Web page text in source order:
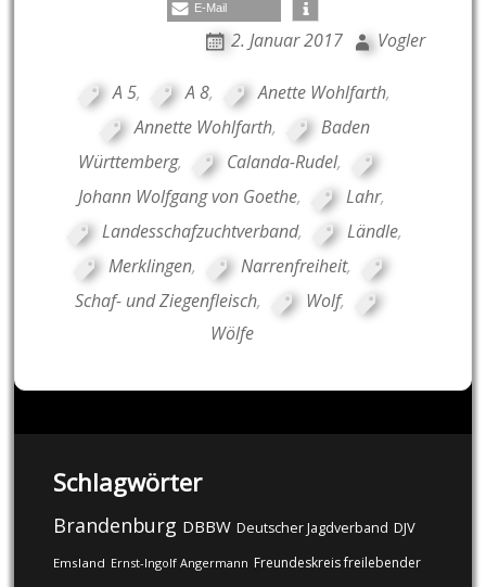
E-Mail
2. Januar 2017 Vogler
A 5, A 8, Anette Wohlfarth,
Annette Wohlfarth,
Baden
Württemberg, Calanda-Rudel,
Johann Wolfgang von Goethe, Lahr,
Landesschafzuchtverband, Ländle,
Merklingen, Narrenfreiheit,
Schaf- und Ziegenfleisch, Wolf,
Wölfe
Schlagwörter
Brandenburg DBBW Deutscher Jagdverband DJV
Emsland Ernst-Ingolf Angermann Freundeskreis freilebender